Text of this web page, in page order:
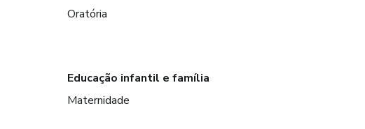
Oratória
Educação infantil e família
Maternidade